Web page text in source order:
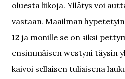
oluesta liikoja. Yllätys voi
vastaan. Maailman
12 ja monille se on siksi
ensimmäisen westyni täysin
kaivoi sellaisen tuliaisena